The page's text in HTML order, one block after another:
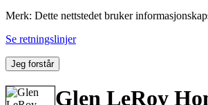
Merk: Dette nettstedet bruker
Se retningslinjer
Jeg forstår
Glen LeRoy